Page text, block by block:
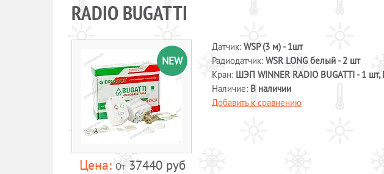
RADIO BUGATTI
NEW
От 37440 руб
Датчик: WSP (3 м) - 1шт
Радиодатчик: WSR LONG белый - 2 шт
Кран: ШЭП WINNER RADIO BUGATTI - 1
Наличие: В наличии
Добавить к сравнению